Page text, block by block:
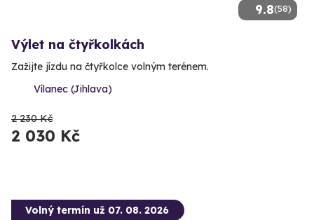
9.8(58)
Výlet na čtyřkolkách
Zažijte jízdu na čtyřkolce volným terénem.
Vílanec (Jihlava)
2 230 Kč
2 030 Kč
Volný termín už 07. 08. 2026